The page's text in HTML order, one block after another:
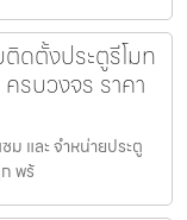
ดตั้งประตูรีโมท
รบวงจร ราคา
และ จำหน่ายประตู
พร้